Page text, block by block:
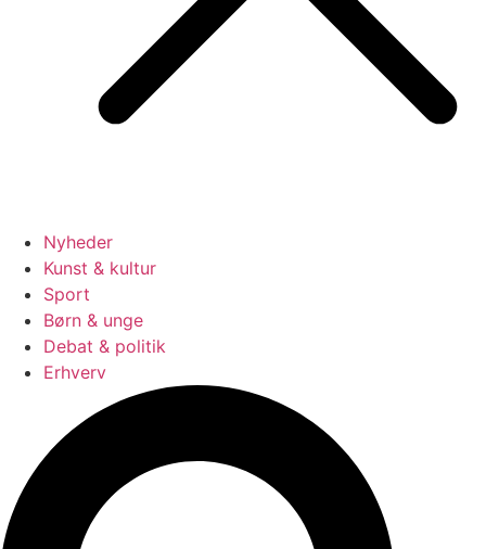
Nyheder
Kunst & kultur
Sport
Børn & unge
Debat & politik
Erhverv